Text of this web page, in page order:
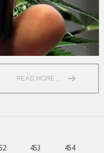
READ MORE ...
453 454